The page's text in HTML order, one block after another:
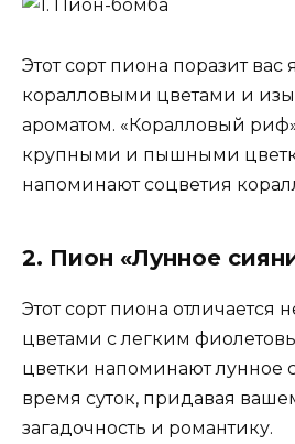
Этот сорт пиона поразит
коралловыми цветами и
ароматом. «Коралловый
крупными и пышными
напоминают соцветия
2. Пион «Лунное
Этот сорт пиона
цветами с легким
цветки напоминают лунное
время суток, придавая
загадочность и романтику.